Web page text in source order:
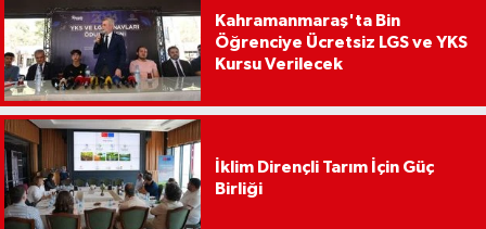
Kahramanmaraş'ta Bin
Öğrenciye Ücretsiz LGS ve YKS
Kursu Verilecek
İklim Dirençli Tarım İçin Güç
Birliği